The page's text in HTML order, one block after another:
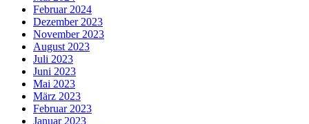
Februar 2024
Dezember 2023
November 2023
August 2023
Juli 2023
Juni 2023
Mai 2023
März 2023
Februar 2023
Januar 2023